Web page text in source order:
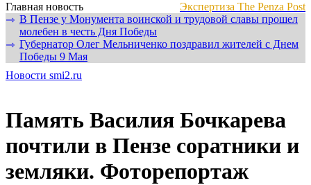
Главная новость
Экспертиза The Penza Post
⇾ В Пензе у Монумента воинской и трудовой славы прошел
молебен в честь Дня Победы
⇾ Губернатор Олег Мельниченко поздравил жителей с Днем
Победы 9 Мая
Новости smi2.ru
Память Василия Бочкарева
почтили в Пензе соратники и
земляки. Фоторепортаж